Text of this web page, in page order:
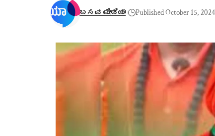
ಬಸವ ಮೀಡಿಯಾ Published October 15, 2024